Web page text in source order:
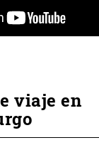
viaje en